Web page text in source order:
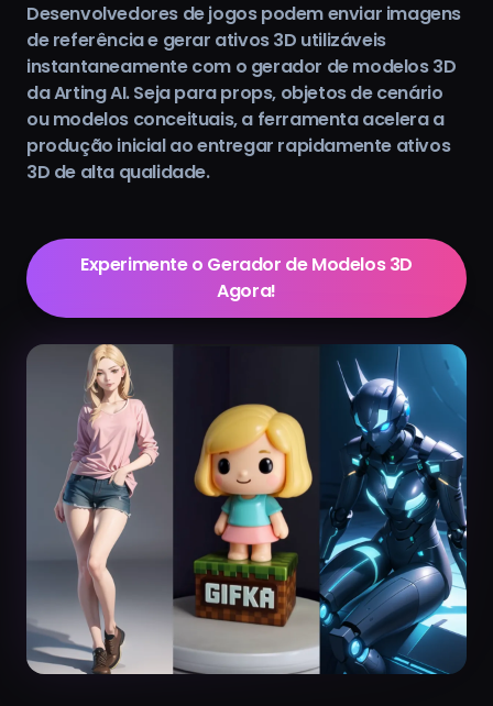
Desenvolvedores de jogos podem enviar imagens
de referência e gerar ativos 3D utilizáveis
instantaneamente com o gerador de modelos 3D
da Arting AI. Seja para props, objetos de cenário
ou modelos conceituais, a ferramenta acelera a
produção inicial ao entregar rapidamente ativos
3D de alta qualidade.
Experimente o Gerador de Modelos 3D
Agora!